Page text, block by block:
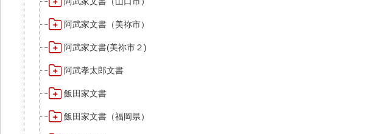
阿武家文書（美祢市）
阿武家文書(美祢市２)
阿武孝太郎文書
飯田家文書
飯田家文書（福岡県）